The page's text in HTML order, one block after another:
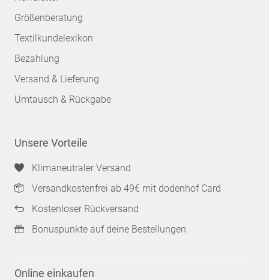
Größenberatung
Textilkundelexikon
Bezahlung
Versand & Lieferung
Umtausch & Rückgabe
Unsere Vorteile
Klimaneutraler Versand
Versandkostenfrei ab 49€ mit dodenhof Card
Kostenloser Rückversand
Bonuspunkte auf deine Bestellungen
Online einkaufen